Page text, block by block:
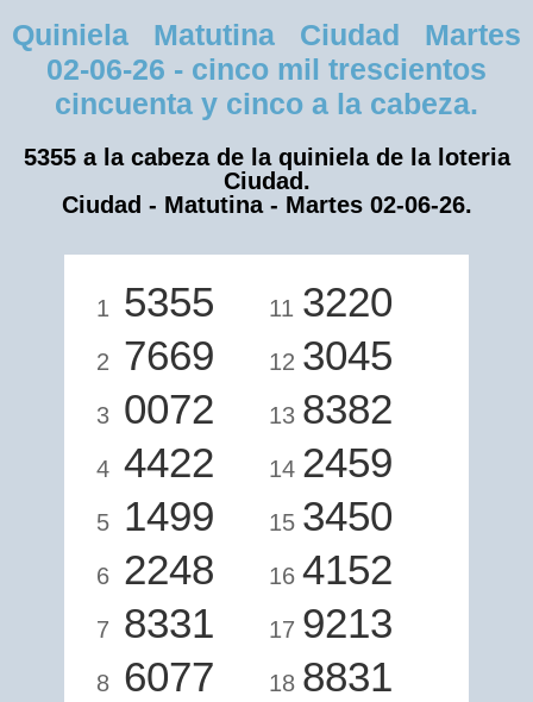
Quiniela Matutina Ciudad Martes
02-06-26 - cinco mil trescientos
cincuenta y cinco a la cabeza.
5355 a la cabeza de la quiniela de la loteria
Ciudad.
Ciudad - Matutina - Martes 02-06-26.
1 5355
2 7669
3 0072
4 4422
5 1499
6 2248
7 8331
8 6077
11 3220
12 3045
13 8382
14 2459
15 3450
16 4152
17 9213
18 8831